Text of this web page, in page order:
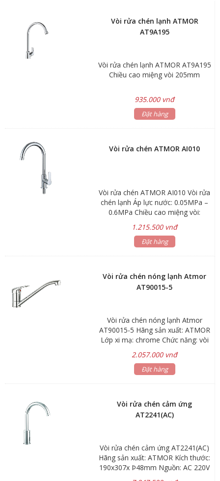
Vòi rửa chén lạnh ATMOR
AT9A195
Vòi rửa chén lạnh ATMOR AT9A195
Chiều cao miệng vòi 205mm
935.000 vnđ
Đặt hàng
Vòi rửa chén ATMOR AI010
Vòi rửa chén ATMOR AI010 Vòi rửa
chén lạnh Áp lực nước: 0.05MPa –
0.6MPa Chiều cao miệng vòi:
1.215.500 vnđ
Đặt hàng
Vòi rửa chén nóng lạnh Atmor
AT90015-5
Vòi rửa chén nóng lạnh Atmor
AT90015-5 Hãng sản xuất: ATMOR
Lớp xi mạ: chrome Chức năng: vòi
2.057.000 vnđ
Đặt hàng
Vòi rửa chén cảm ứng
AT2241(AC)
Vòi rửa chén cảm ứng AT2241(AC)
Hãng sản xuất: ATMOR Kích thước:
190x307x Þ48mm Nguồn: AC 220V